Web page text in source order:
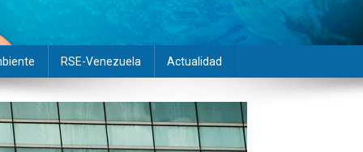
RSE-Venezuela Actualidad